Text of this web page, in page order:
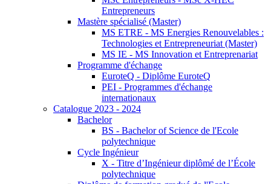
Entrepreneurs
Mastère spécialisé (Master)
MS ETRE - MS Energies Renouvelables :
Technologies et Entrepreneuriat (Master)
MS IE - MS Innovation et Entreprenariat
Programme d'échange
EuroteQ - Diplôme EuroteQ
PEI - Programmes d'échange
internationaux
Catalogue 2023 - 2024
Bachelor
BS - Bachelor of Science de l'Ecole
polytechnique
Cycle Ingénieur
X - Titre d’Ingénieur diplômé de l’École
polytechnique